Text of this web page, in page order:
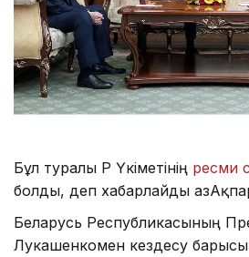
Бұл туралы ҚР Үкіметінің ресми
болды, деп хабарлайды
Беларусь Республикасының
Лукашенкомен кездесу